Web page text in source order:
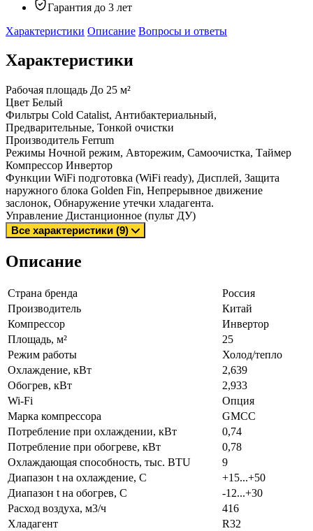
Гарантия до 3 лет
Характеристики Описание Вопросы и ответы
Характеристики
Рабочая площадь До 25 м²
Цвет Белый
Фильтры Cold Catalist, Антибактериальный,
Предварительные, Тонкой очистки
Производитель Ferrum
Режимы Ночной режим, Авторежим, Самоочистка, Таймер
Компрессор Инвертор
Функции WiFi подготовка (WiFi ready), Дисплей, Защита
наружного блока Golden Fin, Непрерывное движение
заслонок, Обнаружение утечки хладагента.
Управление Дистанционное (пульт ДУ)
Все характеристики (9)
Описание
Страна бренда
Россия
Производитель
Китай
Компрессор
Инвертор
Площадь, м²
25
Режим работы
Холод/тепло
Охлаждение, кВт
2,639
Обогрев, кВт
2,933
Wi-Fi
Опция
Марка компрессора
GMCC
Потребление при охлаждении, кВт
0,74
Потребление при обогреве, кВт
0,78
Охлаждающая способность, тыс. BTU
9
Диапазон t на охлаждение, С
+15...+50
Диапазон t на обогрев, С
-12...+30
Расход воздуха, м3/ч
416
Хладагент
R32